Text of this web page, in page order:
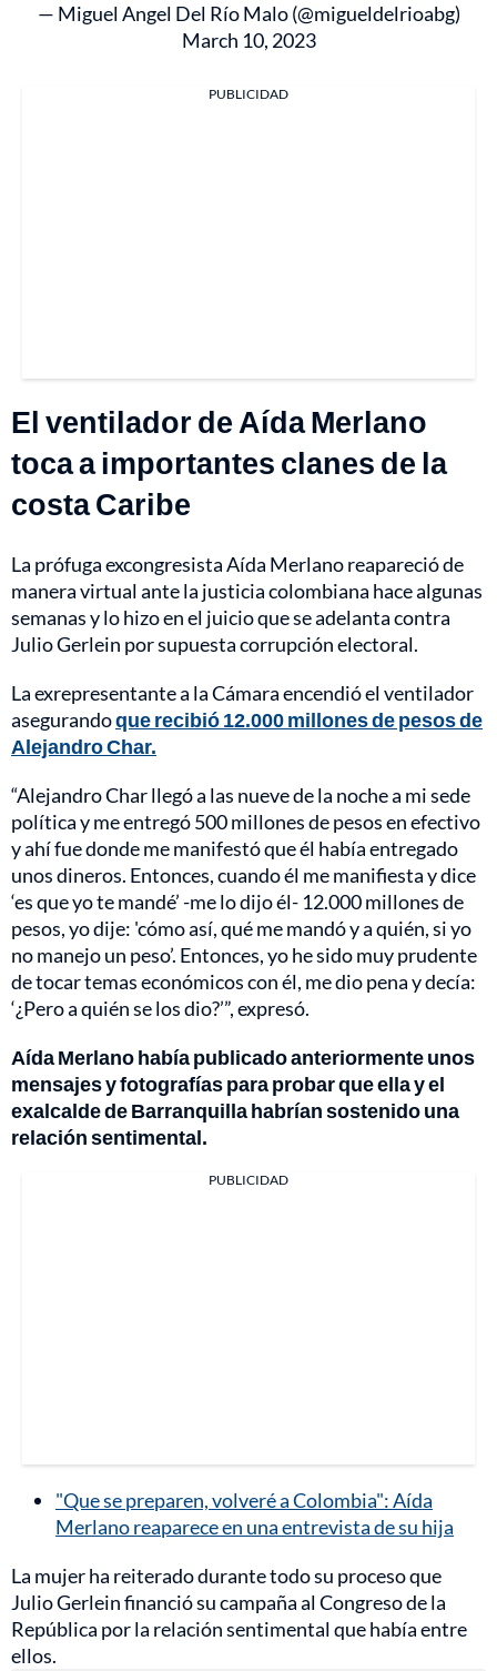
— Miguel Angel Del Río Malo (@migueldelrioabg)
March 10, 2023
PUBLICIDAD
El ventilador de Aída Merlano
toca a importantes clanes de la
costa Caribe
La prófuga excongresista Aída Merlano reapareció de
manera virtual ante la justicia colombiana hace algunas
semanas y lo hizo en el juicio que se adelanta contra
Julio Gerlein por supuesta corrupción electoral.
La exrepresentante a la Cámara encendió el ventilador
asegurandoque recibió 12.000 millones de pesos de
Alejandro Char.
“Alejandro Char llegó a las nueve de la noche a mi sede
política y me entregó 500 millones de pesos en efectivo
y ahí fue donde me manifestó que él había entregado
unos dineros. Entonces, cuando él me manifiesta y dice
‘es que yo te mandé’ -me lo dijo él- 12.000 millones de
pesos, yo dije: 'cómo así, qué me mandó y a quién, si yo
no manejo un peso’. Entonces, yo he sido muy prudente
de tocar temas económicos con él, me dio pena y decía:
‘¿Pero a quién se los dio?’”, expresó.
Aída Merlano había publicado anteriormente unos
mensajes y fotografías para probar que ella y el
exalcalde de Barranquilla habrían sostenido una
relación sentimental.
PUBLICIDAD
"Que se preparen, volveré a Colombia": Aída
Merlano reaparece en una entrevista de su hija
La mujer ha reiterado durante todo su proceso que
Julio Gerlein financió su campaña al Congreso de la
República por la relación sentimental que había entre
ellos.